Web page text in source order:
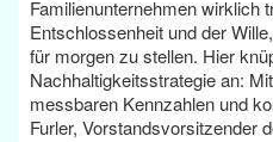
Familienunternehmen wirklich
Entschlossenheit und der
für morgen zu stellen. Hier
Nachhaltigkeitsstrategie an:
messbaren Kennzahlen und
Furler, Vorstandsvorsitzender